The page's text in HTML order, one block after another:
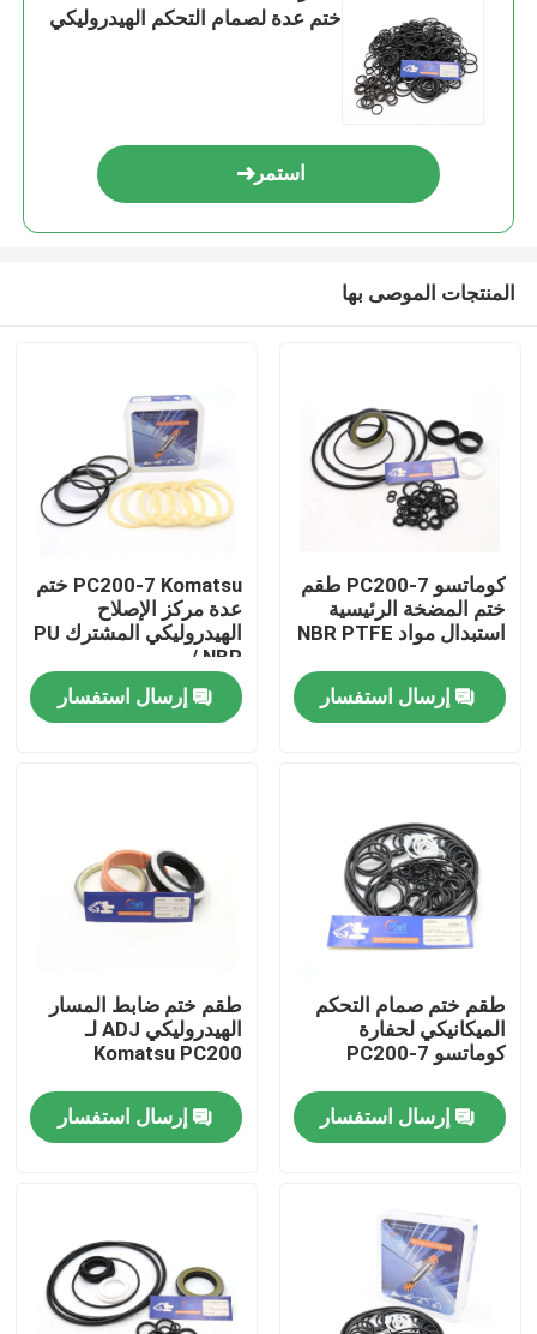
منزل
منتجات
معلومات عنا
جولة في المعمل
رقابة جودة
اتصل بنا
حالات
طقم ختم الكسارة الهيدروليكية
ختم عدة لصمام التحكم الهيدروليكي
استمر
المنتجات الموصى بها
كوماتسو PC200-7 طقم
ختم المضخة الرئيسية
استبدال مواد NBR PTFE
إرسال استفسار
PC200-7 Komatsu ختم
عدة مركز الإصلاح
الهيدروليكي المشترك PU
/ NBR
إرسال استفسار
طقم ختم صمام التحكم
الميكانيكي لحفارة
كوماتسو PC200-7
إرسال استفسار
طقم ختم ضابط المسار
الهيدروليكي ADJ لـ
Komatsu PC200
إرسال استفسار